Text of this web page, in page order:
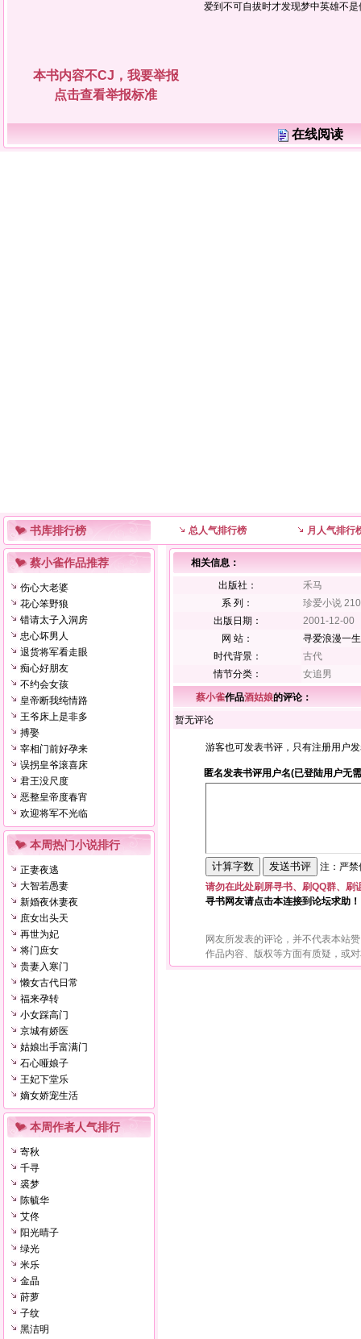
爱到不可自拔时才发现梦中英雄不
本书内容不CJ，我要举报
点击查看举报标准
在线阅读
书库排行榜 总人气排行榜 月人气排行
蔡小雀作品推荐
伤心大老婆
花心笨野狼
错请太子入洞房
忠心坏男人
退货将军看走眼
痴心好朋友
不约会女孩
皇帝断我纯情路
王爷床上是非多
搏娶
宰相门前好孕来
误拐皇爷滚喜床
君王没尺度
恶整皇帝度春宵
欢迎将军不光临
本周热门小说排行
正妻夜逃
大智若愚妻
新婚夜休妻夜
庶女出头天
再世为妃
将门庶女
贵妻入寒门
懒女古代日常
福来孕转
小女踩高门
京城有娇医
姑娘出手富满门
石心哑娘子
王妃下堂乐
嫡女娇宠生活
本周作者人气排行
寄秋
千寻
裘梦
陈毓华
艾佟
阳光晴子
绿光
米乐
金晶
莳萝
子纹
黑洁明
相关信息：
出版社：
禾马
系 列：
珍爱小说
出版日期：
2001-12-00
网 站：
寻爱浪漫一生
时代背景：
古代
情节分类：
女追男
蔡小雀作品酒姑娘的评论：
暂无评论
游客也可发表书评，只有注册用户
匿名发表书评用户名(已登陆用户无
注：严
请勿在此处刷屏寻书、刷QQ群、刷
寻书网友请点击本连接到论坛求助！
网友所发表的评论，并不代表本站
作品内容、版权等方面有质疑，或